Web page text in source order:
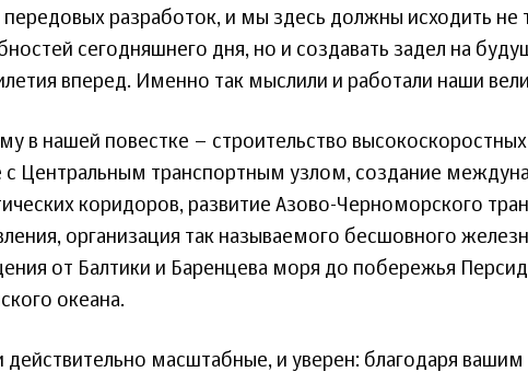
разработок, и мы здесь должны исходить не
сегодняшнего дня, но и создавать задел на
вперед. Именно так мыслили и работали наши
в нашей повестке – строительство
с Центральным транспортным узлом, создание
коридоров, развитие Азово-Черноморского
организация так называемого бесшовного
от Балтики и Баренцева моря до побережья
океана.
действительно масштабные, и уверен: благодаря